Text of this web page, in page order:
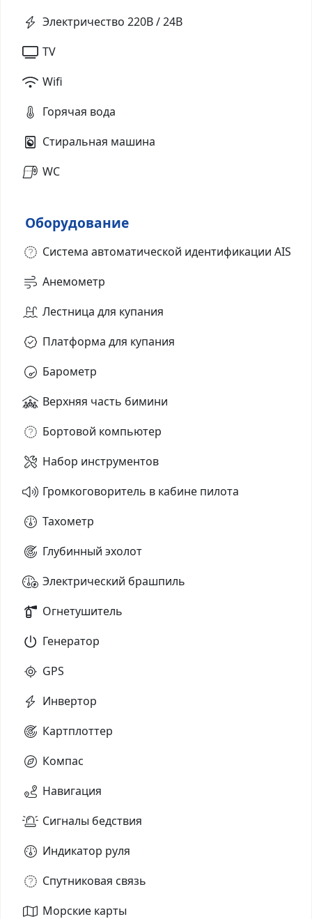
Электричество 220В / 24В
TV
Wifi
Горячая вода
Стиральная машина
WC
Оборудование
Система автоматической идентификации AIS
Анемометр
Лестница для купания
Платформа для купания
Барометр
Верхняя часть бимини
Бортовой компьютер
Набор инструментов
Громкоговоритель в кабине пилота
Тахометр
Глубинный эхолот
Электрический брашпиль
Огнетушитель
Генератор
GPS
Инвертор
Картплоттер
Компас
Навигация
Сигналы бедствия
Индикатор руля
Спутниковая связь
Морские карты